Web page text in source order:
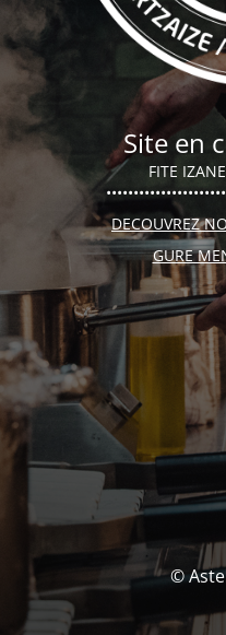
Site en
FITE
DECOUVREZ
GURE
©